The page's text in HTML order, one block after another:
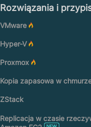
Rozwiązania i
VMware
Hyper-V
Proxmox
Kopia zapasowa w
ZStack
Replicacja w czasie